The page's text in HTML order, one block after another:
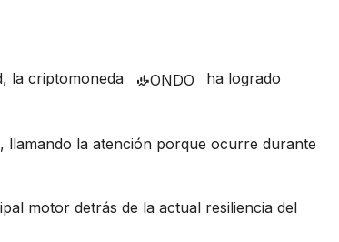
la criptomoneda ONDO
ha logrado
llamando la atención porque ocurre durante
motor detrás de la actual resiliencia del